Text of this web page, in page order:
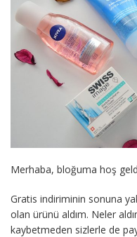
Merhaba, bloğuma hoş
Gratis indiriminin sonuna
olan ürünü aldım. Neler
kaybetmeden sizlerle de